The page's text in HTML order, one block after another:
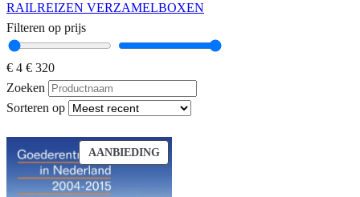
RAILREIZEN VERZAMELBOXEN
Filteren op prijs
€ 4 € 320
Zoeken
Sorteren op
AANBIEDINGPRODUCT
IN